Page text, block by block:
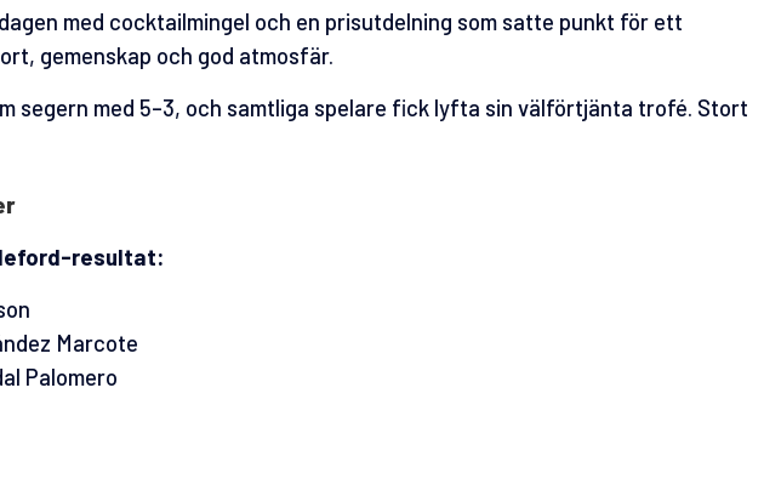
med cocktailmingel och en prisutdelning som satte punkt för ett
gemenskap och god atmosfär.
segern med 5–3, och samtliga spelare fick lyfta sin välförtjänta trofé. Stort
resultat:
Marcote
Palomero